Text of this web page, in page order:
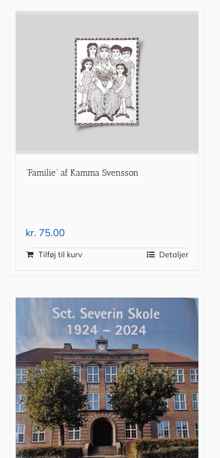
”Familie” af Kamma Svensson
kr. 75.00
Tilføj til kurv Detaljer